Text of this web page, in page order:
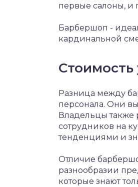
первые салоны, и
Барбершоп -
кардинальной
Стоимость
Разница между
персонала. Они
Владельцы также
сотрудников на
тенденциями и
Отличие
разнообразии
которые знают